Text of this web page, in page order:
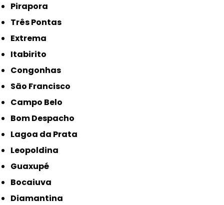
Pirapora
Três Pontas
Extrema
Itabirito
Congonhas
São Francisco
Campo Belo
Bom Despacho
Lagoa da Prata
Leopoldina
Guaxupé
Bocaiuva
Diamantina